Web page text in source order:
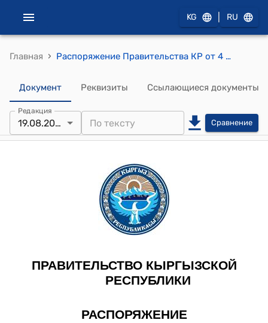
KG RU
Главная › Распоряжение Правительства КР от 4 июля 2019 года № 247-р (Об осуществлении поставки электроэнергии по товарообмену электрической энергией из Кыргызской Республики в Республику Казахстан)
Документ Реквизиты Ссылающиеся документы
Редакция
19.08.2019 Сравнение